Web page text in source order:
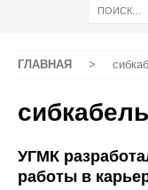
ГЛАВНАЯ >
сибкабель
УГМК
работы в